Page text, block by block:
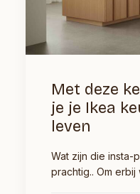
Met deze
je je Ikea
leven
Wat zijn die insta-
prachtig.. Om